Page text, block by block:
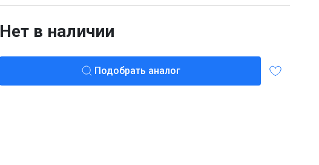
Нет в наличии
Подобрать аналог